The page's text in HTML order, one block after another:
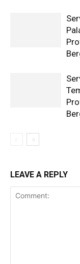
LEAVE A REPLY